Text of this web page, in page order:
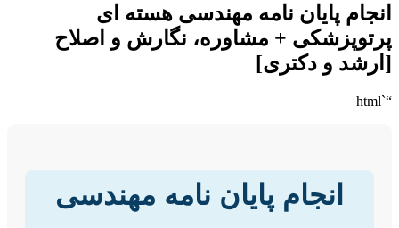
انجام پایان نامه مهندسی هسته ای
پرتوپزشکی + مشاوره، نگارش و اصلاح
[ارشد و دکتری]
“`html
انجام پایان نامه مهندسی